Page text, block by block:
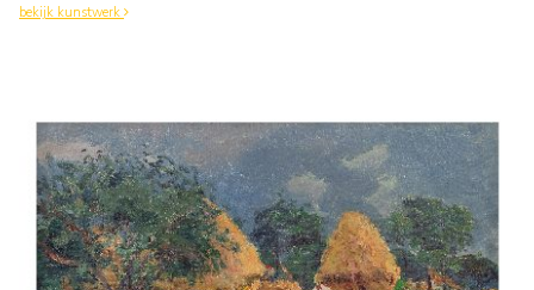
bekijk kunstwerk